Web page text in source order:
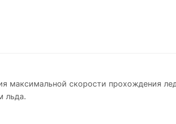
максимальной скорости прохождения
льда.